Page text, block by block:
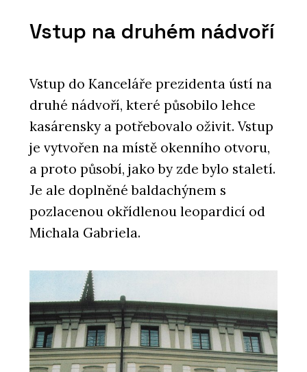
PRODUKTY
Pórobetonový stavební materiál
Ytong - Xella
SLUŽBY
Vstup na druhém nádvoří
Vstup do Kanceláře prezidenta ústí na
druhé nádvoří, které působilo lehce
kasárensky a potřebovalo oživit. Vstup
je vytvořen na místě okenního otvoru,
a proto působí, jako by zde bylo staletí.
Je ale doplněné baldachýnem s
pozlacenou okřídlenou leopardicí od
Michala Gabriela.